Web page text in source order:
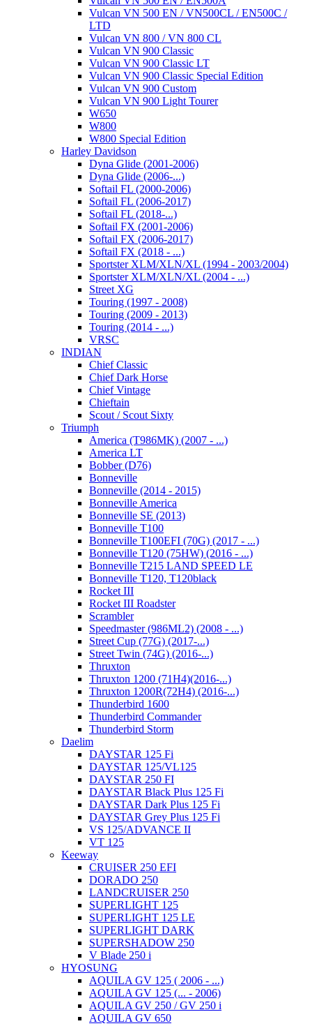
Vulcan VN 500 EN / VN500CL / EN500C /
LTD
Vulcan VN 800 / VN 800 CL
Vulcan VN 900 Classic
Vulcan VN 900 Classic LT
Vulcan VN 900 Classic Special Edition
Vulcan VN 900 Custom
Vulcan VN 900 Light Tourer
W650
W800
W800 Special Edition
Harley Davidson
Dyna Glide (2001-2006)
Dyna Glide (2006-...)
Softail FL (2000-2006)
Softail FL (2006-2017)
Softail FL (2018-...)
Softail FX (2001-2006)
Softail FX (2006-2017)
Softail FX (2018 - ...)
Sportster XLM/XLN/XL (1994 - 2003/2004)
Sportster XLM/XLN/XL (2004 - ...)
Street XG
Touring (1997 - 2008)
Touring (2009 - 2013)
Touring (2014 - ...)
VRSC
INDIAN
Chief Classic
Chief Dark Horse
Chief Vintage
Chieftain
Scout / Scout Sixty
Triumph
America (T986MK) (2007 - ...)
America LT
Bobber (D76)
Bonneville
Bonneville (2014 - 2015)
Bonneville America
Bonneville SE (2013)
Bonneville T100
Bonneville T100EFI (70G) (2017 - ...)
Bonneville T120 (75HW) (2016 - ...)
Bonneville T215 LAND SPEED LE
Bonneville T120, T120black
Rocket III
Rocket III Roadster
Scrambler
Speedmaster (986ML2) (2008 - ...)
Street Cup (77G) (2017-...)
Street Twin (74G) (2016-...)
Thruxton
Thruxton 1200 (71H4)(2016-...)
Thruxton 1200R(72H4) (2016-...)
Thunderbird 1600
Thunderbird Commander
Thunderbird Storm
Daelim
DAYSTAR 125 Fi
DAYSTAR 125/VL125
DAYSTAR 250 FI
DAYSTAR Black Plus 125 Fi
DAYSTAR Dark Plus 125 Fi
DAYSTAR Grey Plus 125 Fi
VS 125/ADVANCE II
VT 125
Keeway
CRUISER 250 EFI
DORADO 250
LANDCRUISER 250
SUPERLIGHT 125
SUPERLIGHT 125 LE
SUPERLIGHT DARK
SUPERSHADOW 250
V Blade 250 i
HYOSUNG
AQUILA GV 125 ( 2006 - ...)
AQUILA GV 125 (... - 2006)
AQUILA GV 250 / GV 250 i
AQUILA GV 650